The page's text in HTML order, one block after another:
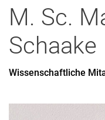
M. Sc.
Schaake
Wissenschaftliche